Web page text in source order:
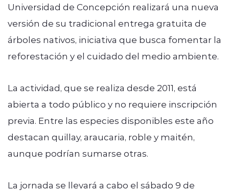
Universidad de Concepción realizará una nueva
versión de su tradicional entrega gratuita de
árboles nativos, iniciativa que busca fomentar la
reforestación y el cuidado del medio ambiente.
La actividad, que se realiza desde 2011, está
abierta a todo público y no requiere inscripción
previa. Entre las especies disponibles este año
destacan quillay, araucaria, roble y maitén,
aunque podrían sumarse otras.
La jornada se llevará a cabo el sábado 9 de